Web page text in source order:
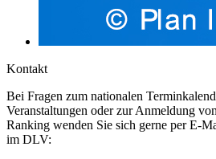
Kontakt
Bei Fragen zum nationalen
Veranstaltungen oder zur Anmeldung
Ranking wenden Sie sich gerne per E-
im DLV: